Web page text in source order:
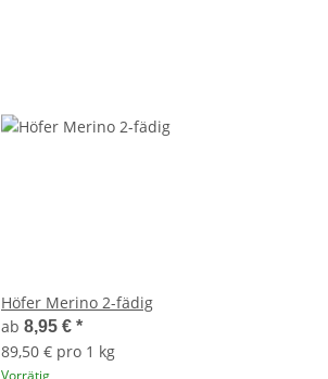
Höfer Merino 2-fädig
ab 8,95 € *
89,50 € pro 1 kg
Vorrätig